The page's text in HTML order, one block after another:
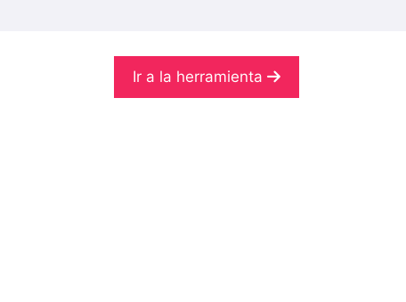
Ir a la herramienta